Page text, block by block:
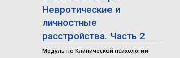
Невротические и
личностные
расстройства. Часть 2
Модуль по Клинической психологии